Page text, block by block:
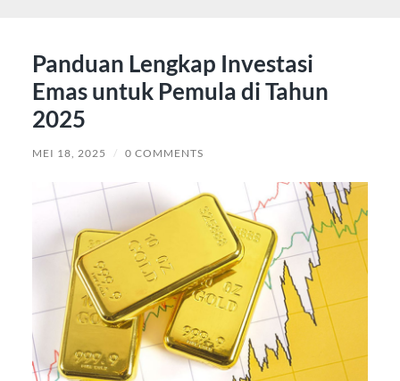
Panduan Lengkap Investasi
Emas untuk Pemula di Tahun
2025
MEI 18, 2025 / 0 COMMENTS